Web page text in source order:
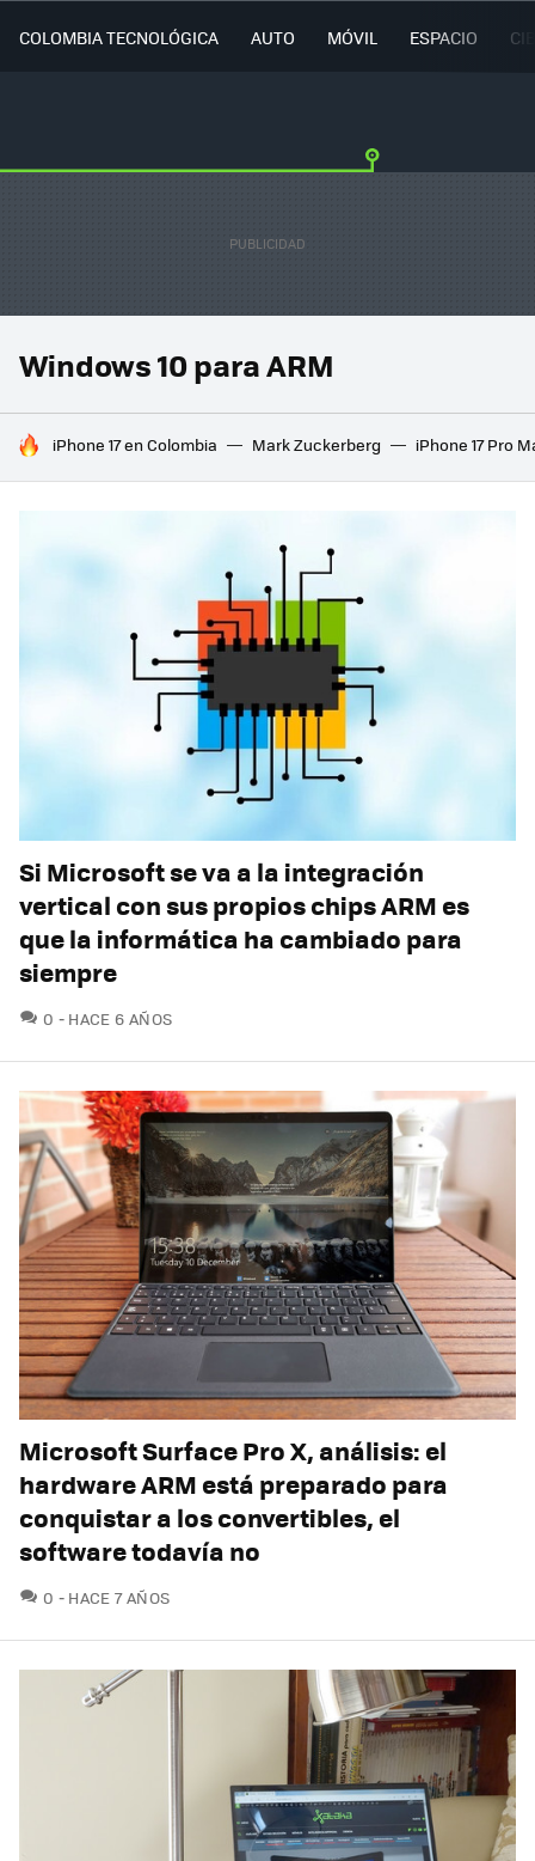
COLOMBIA TECNOLÓGICA AUTO MÓVIL ESPACIO
Windows 10 para ARM
HOY SE HABLA DE
iPhone 17 en Colombia Mark Zuckerberg iPhone 17 Pro
Si Microsoft se va a la integración
vertical con sus propios chips ARM es
que la informática ha cambiado para
siempre
0 COMENTARIOS
HACE 6 AÑOS
Microsoft Surface Pro X, análisis: el
hardware ARM está preparado para
conquistar a los convertibles, el
software todavía no
0 COMENTARIOS
HACE 7 AÑOS